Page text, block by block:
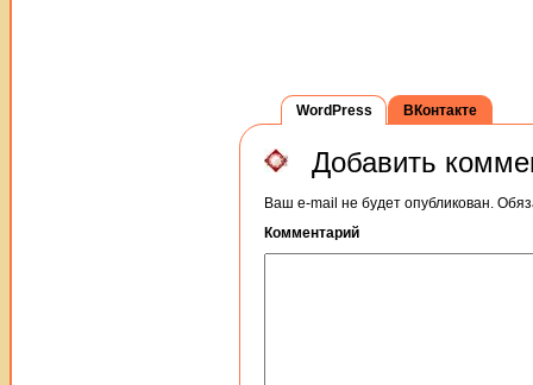
WordPress
Добавить
Ваш e-mail не будет опубликован.
Комментарий
ВКонтакте